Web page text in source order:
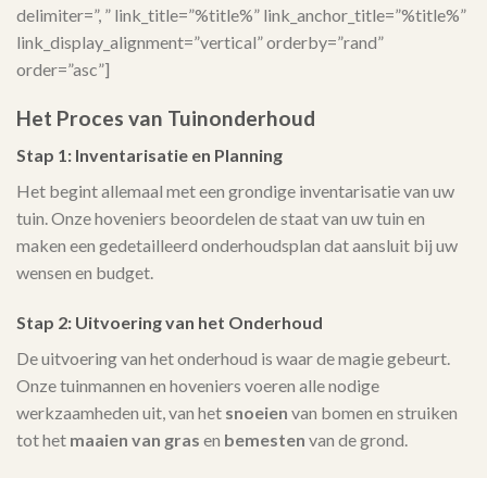
delimiter=”, ” link_title=”%title%” link_anchor_title=”%title%”
link_display_alignment=”vertical” orderby=”rand”
order=”asc”]
Het Proces van Tuinonderhoud
Stap 1: Inventarisatie en Planning
Het begint allemaal met een grondige inventarisatie van uw
tuin. Onze hoveniers beoordelen de staat van uw tuin en
maken een gedetailleerd onderhoudsplan dat aansluit bij uw
wensen en budget.
Stap 2: Uitvoering van het Onderhoud
De uitvoering van het onderhoud is waar de magie gebeurt.
Onze tuinmannen en hoveniers voeren alle nodige
werkzaamheden uit, van het snoeien van bomen en struiken
tot het maaien van gras en bemesten van de grond.